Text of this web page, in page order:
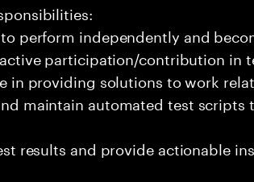
perform independently and
participation/contribution in
in providing solutions to work
maintain automated test scripts
results and provide actionable